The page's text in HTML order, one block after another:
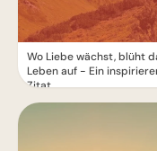
Wo Liebe wächst, blüht
Leben auf - Ein
Zitat